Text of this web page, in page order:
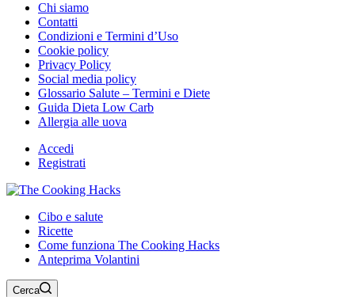
Chi siamo
Contatti
Condizioni e Termini d’Uso
Cookie policy
Privacy Policy
Social media policy
Glossario Salute – Termini e Diete
Guida Dieta Low Carb
Allergia alle uova
Accedi
Registrati
Cibo e salute
Ricette
Come funziona The Cooking Hacks
Anteprima Volantini
Cerca